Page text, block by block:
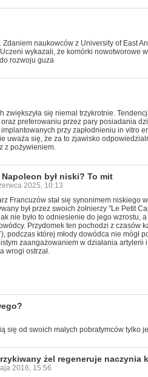
naukowców z University of East
wykazali, że komórki nowotworowe
rozwoju guza
się niemal trzykrotnie.
preferowaniu przez pary posiadania
przy zapłodnieniu in vitro
uważa się, że za to zjawisko
z pożywieniem.
Napoleon był niski? To mit
2025, 10:13
Francuzów stał się synonimem niskiego
był przez swoich żołnierzy "Le Petit
nie było to odniesienie do jego wzrostu,
Przydomek ten pochodzi z czasów
podczas której młody dowódca nie mógł
zaangażowaniem w działania artylerii i
wrogi ostrzał.
się od swoich małych pobratymców tylko
żel regeneruje naczynia
2016, 15:56